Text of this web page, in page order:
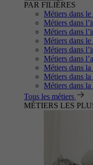
PAR FILIÈRES
Métiers dans le
Métiers dans
Métiers dans
Métiers dans le
Métiers dans
Métiers dans
Métiers dans la
Métiers dans
Métiers dans la
Tous les métiers
MÉTIERS LES